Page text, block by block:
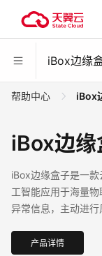
iBox边缘
帮助中心 iBox
iBox边缘
iBox边缘盒子是一
工智能应用于海量
异常信息，主动进
产品详情